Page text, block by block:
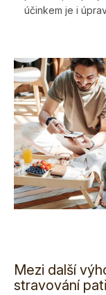
účinkem je i
Mezi další
stravování